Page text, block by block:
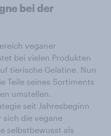
bei der
veganer
bei vielen Produkten
tierische Gelatine. Nun
Teile seines Sortiments
umstellen.
seit Jahresbeginn
sich die vegane
selbstbewusst als